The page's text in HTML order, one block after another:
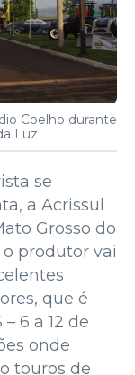
Coelho durante
Luz
se
a Acrissul
Grosso do
produtor vai
que é
6 a 12 de
onde
touros de